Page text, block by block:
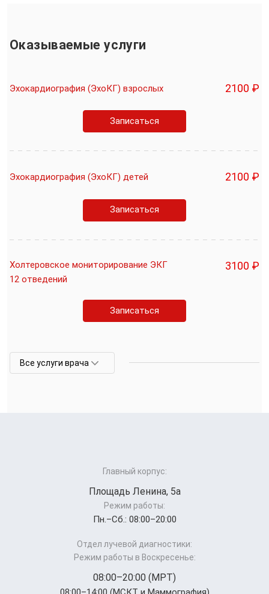
Оказываемые услуги
Эхокардиография (ЭхоКГ) взрослых 2100 ₽
Записаться
Эхокардиография (ЭхоКГ) детей 2100 ₽
Записаться
Холтеровское мониторирование ЭКГ
12 отведений
3100 ₽
Записаться
Все услуги врача
Главный корпус:
Площадь Ленина, 5а
Режим работы:
Пн.–Cб.: 08:00–20:00
Отдел лучевой диагностики:
Режим работы в Воскресенье:
08:00–20:00 (МРТ)